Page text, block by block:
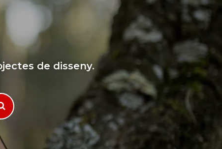
de disseny.